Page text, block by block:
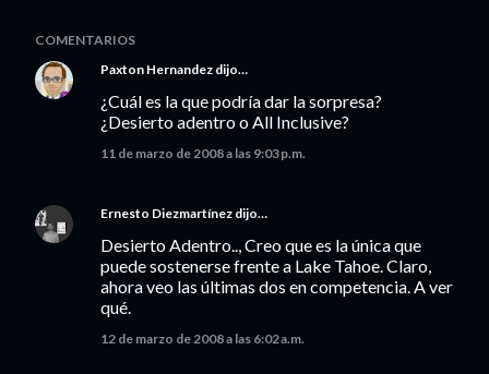
COMENTARIOS
Paxton Hernandez dijo…
¿Cuál es la que podría dar la sorpresa?
¿Desierto adentro o All Inclusive?
11 de marzo de 2008 a las 9:03 p.m.
Ernesto Diezmartínez dijo…
Desierto Adentro.., Creo que es la única que
puede sostenerse frente a Lake Tahoe. Claro,
ahora veo las últimas dos en competencia. A ver
qué.
12 de marzo de 2008 a las 6:02 a.m.